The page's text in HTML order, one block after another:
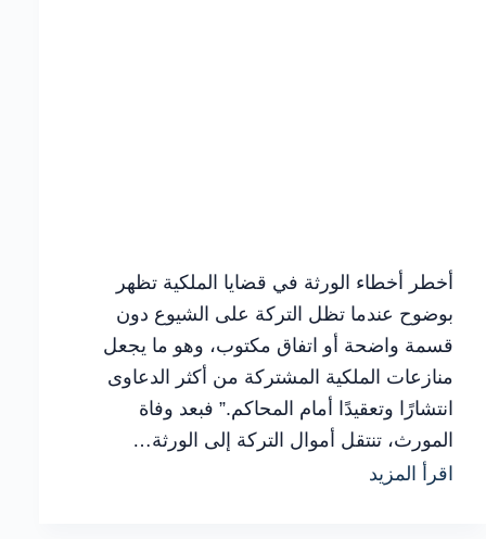
أخطر أخطاء الورثة في قضايا الملكية تظهر
بوضوح عندما تظل التركة على الشيوع دون
قسمة واضحة أو اتفاق مكتوب، وهو ما يجعل
منازعات الملكية المشتركة من أكثر الدعاوى
انتشارًا وتعقيدًا أمام المحاكم.” فبعد وفاة
المورث، تنتقل أموال التركة إلى الورثة…
اقرأ المزيد